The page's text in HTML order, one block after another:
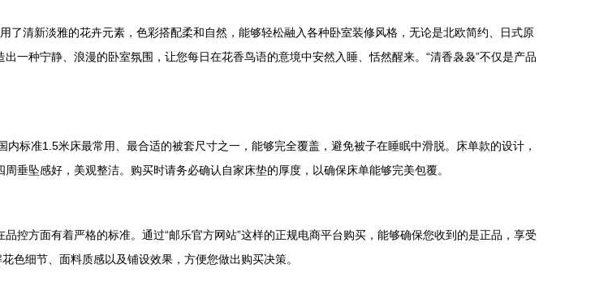
了清新淡雅的花卉元素，色彩搭配柔和自然，能够轻松融入各种卧室装修风格，无论是北欧简约、日式原
一种宁静、浪漫的卧室氛围，让您每日在花香鸟语的意境中安然入睡、恬然醒来。“清香袅袅”不仅是产品
标准1.5米床最常用、最合适的被套尺寸之一，能够完全覆盖，避免被子在睡眠中滑脱。床单款的设计，
垂坠感好，美观整洁。购买时请务必确认自家床垫的厚度，以确保床单能够完美包覆。
控方面有着严格的标准。通过“邮乐官方网站”这样的正规电商平台购买，能够确保您收到的是正品，享受
色细节、面料质感以及铺设效果，方便您做出购买决策。